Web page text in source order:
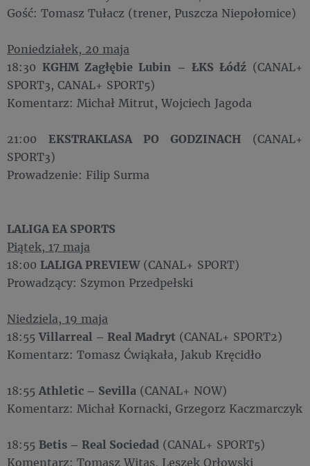
Gość: Tomasz Tułacz (trener, Puszcza Niepołomice)
Poniedziałek, 20 maja
18:30KGHM Zagłębie Lubin – ŁKS Łódź(CANAL+
SPORT3, CANAL+ SPORT5)
Komentarz: Michał Mitrut, Wojciech Jagoda
21:00 EKSTRAKLASA PO GODZINACH (CANAL+
SPORT3)
Prowadzenie: Filip Surma
LALIGA EA SPORTS
Piątek, 17 maja
18:00 LALIGA PREVIEW(CANAL+ SPORT)
Prowadzący: Szymon Przedpełski
Niedziela, 19 maja
18:55 Villarreal – Real Madryt (CANAL+ SPORT2)
Komentarz: Tomasz Ćwiąkała, Jakub Kręcidło
18:55 Athletic – Sevilla (CANAL+ NOW)
Komentarz: Michał Kornacki, Grzegorz Kaczmarczyk
18:55 Betis – Real Sociedad (CANAL+ SPORT5)
Komentarz: Tomasz Witas, Leszek Orłowski